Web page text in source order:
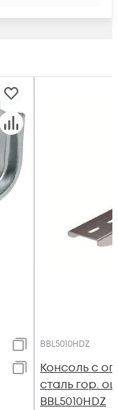
BBL5010HDZ
Консоль с
сталь гор.
BBL5010HDZ